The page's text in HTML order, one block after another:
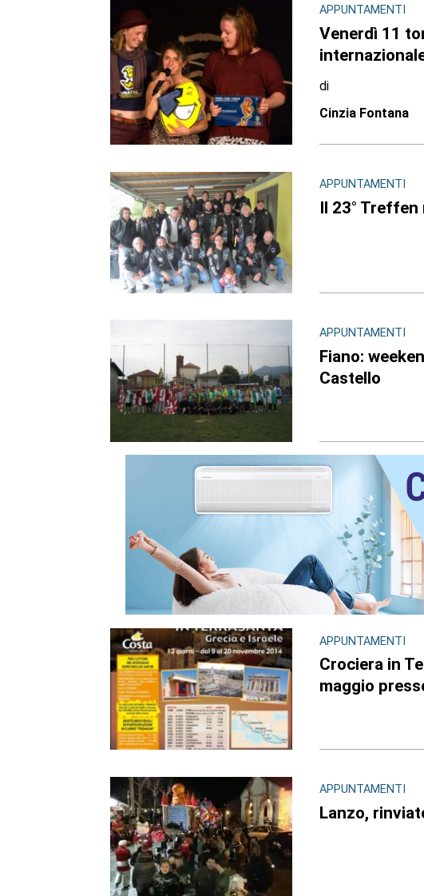
APPUNTAMENTI
Venerdì 11
di
Cinzia Fontana
APPUNTAMENTI
Il 23°
APPUNTAMENTI
Fiano:
Castello
APPUNTAMENTI
Crociera in
maggio
APPUNTAMENTI
Lanzo,